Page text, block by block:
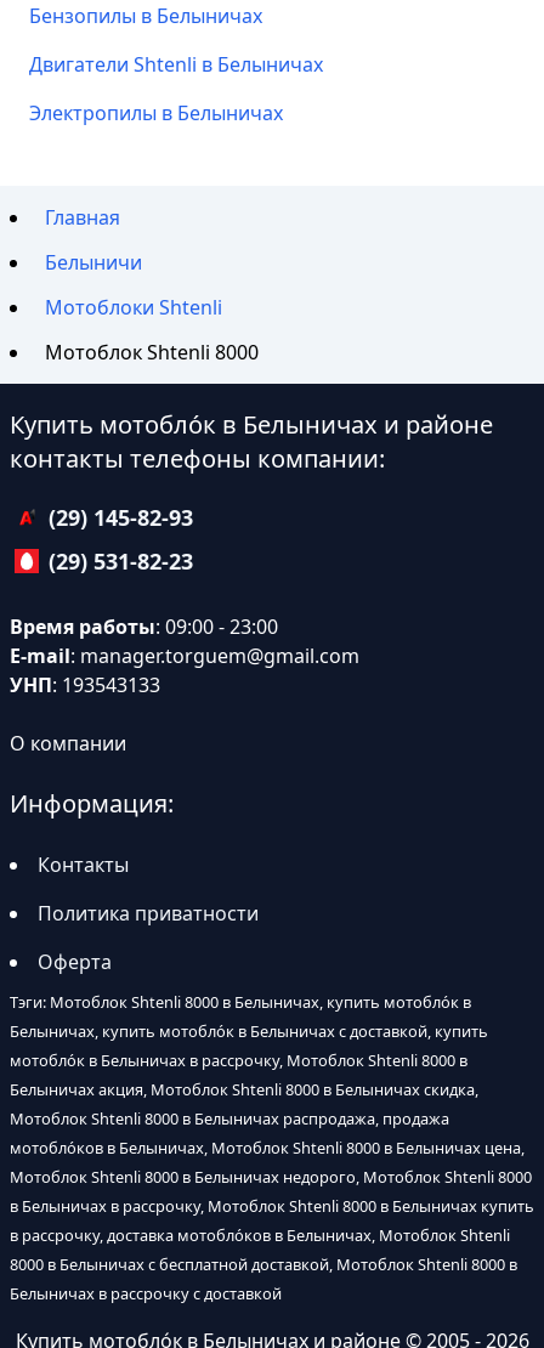
Бензопилы в Белыничах
Двигатели Shtenli в Белыничах
Электропилы в Белыничах
Главная
Белыничи
Мотоблоки Shtenli
Мотоблок Shtenli 8000
Купить мотобло́к в Белыничах и районе
контакты телефоны компании:
(29) 145-82-93
(29) 531-82-23
Время работы: 09:00 - 23:00
E-mail: manager.torguem@gmail.com
УНП: 193543133
О компании
Информация:
Контакты
Политика приватности
Оферта
Тэги: Мотоблок Shtenli 8000 в Белыничах, купить мотобло́к в
Белыничах, купить мотобло́к в Белыничах с доставкой, купить
мотобло́к в Белыничах в рассрочку, Мотоблок Shtenli 8000 в
Белыничах акция, Мотоблок Shtenli 8000 в Белыничах скидка,
Мотоблок Shtenli 8000 в Белыничах распродажа, продажа
мотобло́ков в Белыничах, Мотоблок Shtenli 8000 в Белыничах цена,
Мотоблок Shtenli 8000 в Белыничах недорого, Мотоблок Shtenli 8000
в Белыничах в рассрочку, Мотоблок Shtenli 8000 в Белыничах купить
в рассрочку, доставка мотобло́ков в Белыничах, Мотоблок Shtenli
8000 в Белыничах с бесплатной доставкой, Мотоблок Shtenli 8000 в
Белыничах в рассрочку с доставкой
Купить мотобло́к в Белыничах и районе© 2005 - 2026